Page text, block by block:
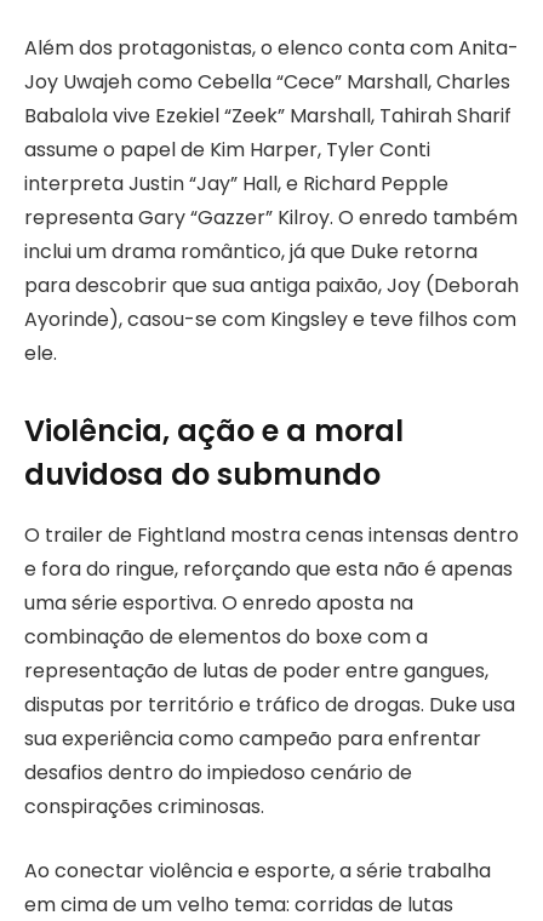
Além dos protagonistas, o elenco conta com Anita-
Joy Uwajeh como Cebella “Cece” Marshall, Charles
Babalola vive Ezekiel “Zeek” Marshall, Tahirah Sharif
assume o papel de Kim Harper, Tyler Conti
interpreta Justin “Jay” Hall, e Richard Pepple
representa Gary “Gazzer” Kilroy. O enredo também
inclui um drama romântico, já que Duke retorna
para descobrir que sua antiga paixão, Joy (Deborah
Ayorinde), casou-se com Kingsley e teve filhos com
ele.
Violência, ação e a moral
duvidosa do submundo
O trailer de Fightland mostra cenas intensas dentro
e fora do ringue, reforçando que esta não é apenas
uma série esportiva. O enredo aposta na
combinação de elementos do boxe com a
representação de lutas de poder entre gangues,
disputas por território e tráfico de drogas. Duke usa
sua experiência como campeão para enfrentar
desafios dentro do impiedoso cenário de
conspirações criminosas.
Ao conectar violência e esporte, a série trabalha
em cima de um velho tema: corridas de lutas